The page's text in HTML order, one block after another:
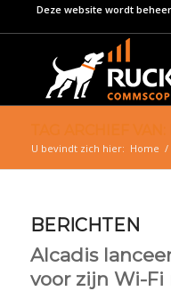
Deze website wordt
U bevindt zich hier: Home /
BERICHTEN
Alcadis
voor zijn Wi-Fi